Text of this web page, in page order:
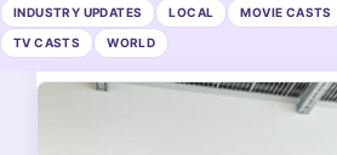
INDUSTRY UPDATES LOCAL MOVIE CASTS
TV CASTS WORLD